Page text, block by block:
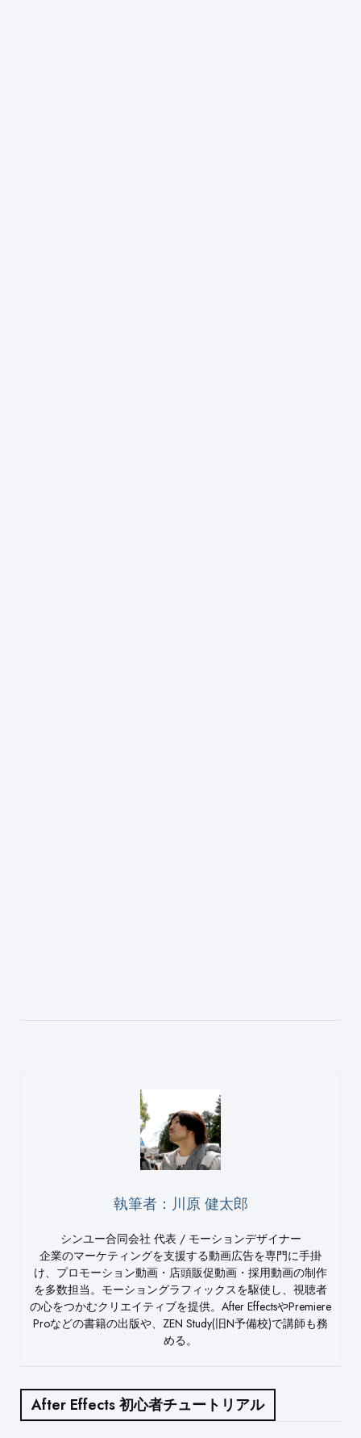
執筆者：川原 健太郎
シンユー合同会社 代表 / モーションデザイナー
企業のマーケティングを支援する動画広告を専門に手掛
け、プロモーション動画・店頭販促動画・採用動画の制作
を多数担当。モーショングラフィックスを駆使し、視聴者
の心をつかむクリエイティブを提供。After EffectsやPremiere
Proなどの書籍の出版や、ZEN Study(旧N予備校)で講師も務
める。
After Effects 初心者チュートリアル